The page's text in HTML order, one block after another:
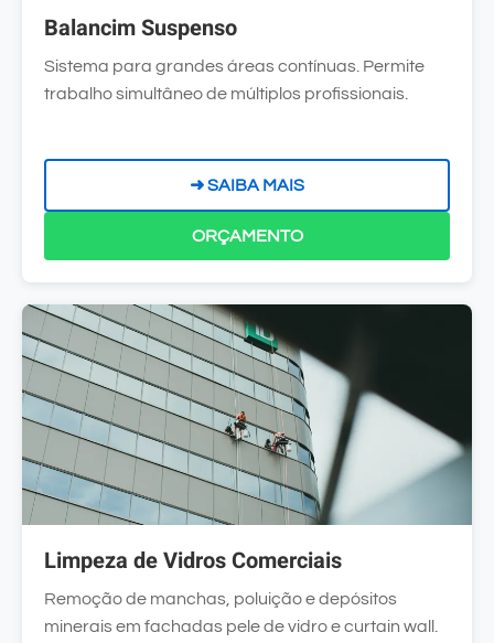
Balancim Suspenso
Sistema para grandes áreas contínuas. Permite
trabalho simultâneo de múltiplos profissionais.
➜ SAIBA MAIS
ORÇAMENTO
Limpeza de Vidros Comerciais
Remoção de manchas, poluição e depósitos
minerais em fachadas pele de vidro e curtain wall.